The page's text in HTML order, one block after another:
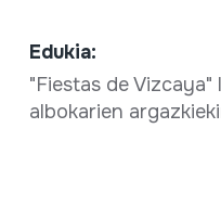
Edukia:
"Fiestas de
albokarien